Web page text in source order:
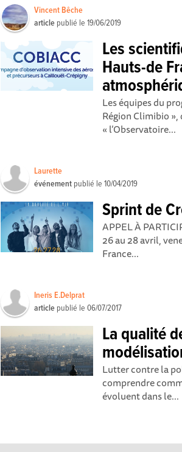
Vincent Bêche
article publié le19/06/2019
Les
Hauts-de
Les équipes du
Région Climibio »,
« l’Observatoire...
Laurette
événement publié le10/04/2019
Sprint de
APPEL À
26 au 28 avril,
France...
Ineris E.Delprat
article publié le06/07/2017
La qualité
Lutter contre la
comprendre
évoluent dans le...